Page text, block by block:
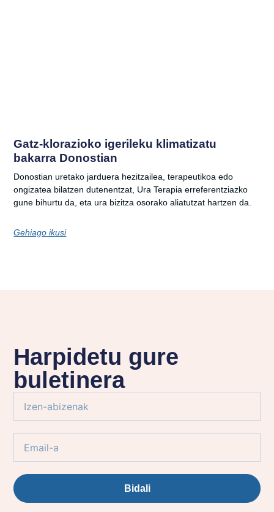
Gatz-klorazioko igerileku klimatizatu
bakarra Donostian
Donostian uretako jarduera hezitzailea, terapeutikoa edo
ongizatea bilatzen dutenentzat, Ura Terapia erreferentziazko
gune bihurtu da, eta ura bizitza osorako aliatutzat hartzen da.
Gehiago ikusi
Harpidetu gure
buletinera
Bidali